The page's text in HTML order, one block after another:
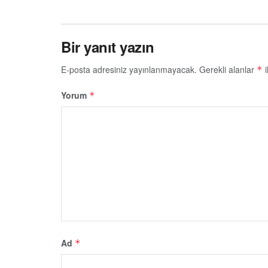
Bir yanıt yazın
E-posta adresiniz yayınlanmayacak. Gerekli alanlar *
Yorum *
Ad *